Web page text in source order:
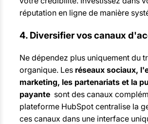
réputation en ligne de manière
4. Diversifier vos canaux
Ne dépendez plus uniquement du
organique. Les réseaux sociaux,
marketing, les partenariats et la
payante sont des canaux
plateforme HubSpot centralise la
ces canaux dans une interface